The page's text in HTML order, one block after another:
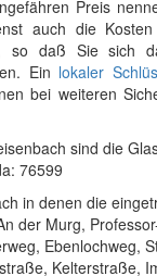
Preis
auch die
so daß Sie sich
Ein lokaler
bei weiteren
sind die
76599
in denen die
der Murg,
Ebenlochweg,
Kelterstraße,